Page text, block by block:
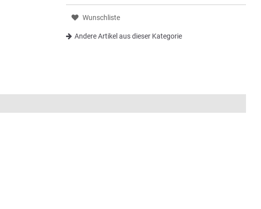
Wunschliste
Andere Artikel aus dieser Kategorie